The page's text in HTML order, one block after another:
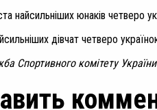
найсильніших юнаків четверо
дівчат четверо
Спортивного комітету України